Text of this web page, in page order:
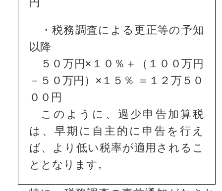
・税務調査による更正等の予知
以降
５０万円×１０％＋（１００万円
－５０万円）×１５％ ＝１２万５０
００円
このように、過少申告加算税
は、早期に自主的に申告を行え
ば、より低い税率が適用されるこ
ととなります。